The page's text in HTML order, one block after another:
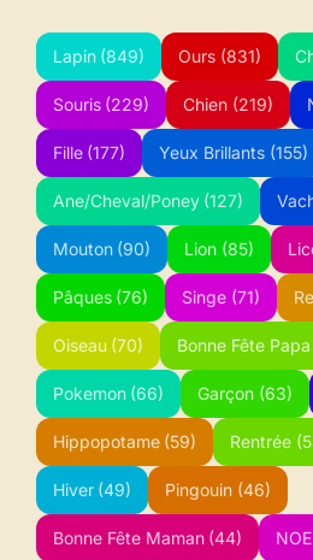
Lapin (849) Ours (831)
Souris (229) Chien (219)
Fille (177) Yeux Brillants (155)
Ane/Cheval/Poney (127)
Mouton (90) Lion (85)
Pâques (76) Singe (71)
Oiseau (70) Bonne Fête Papa
Pokemon (66) Garçon (63)
Hippopotame (59) Rentrée
Hiver (49) Pingouin (46)
Bonne Fête Maman (44)